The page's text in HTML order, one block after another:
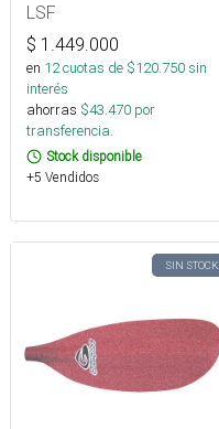
LSF
$ 1.449.000
en 12cuotas de $120.750sin
interés
ahorras $43.470 por
transferencia.
Stock disponible
+5 Vendidos
SIN STOCK